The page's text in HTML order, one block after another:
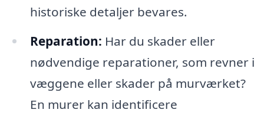
historiske detaljer bevares.
Reparation: Har du skader eller
nødvendige reparationer, som revner i
væggene eller skader på murværket?
En murer kan identificere